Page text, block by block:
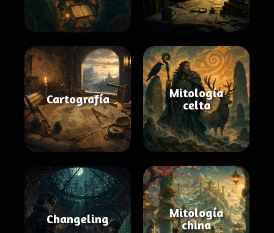
Cartografía
Mitología
celta
Changeling
Mitología
china